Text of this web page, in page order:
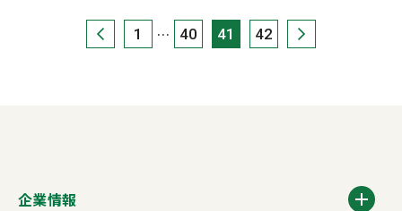
1 … 40 41 42
企業情報